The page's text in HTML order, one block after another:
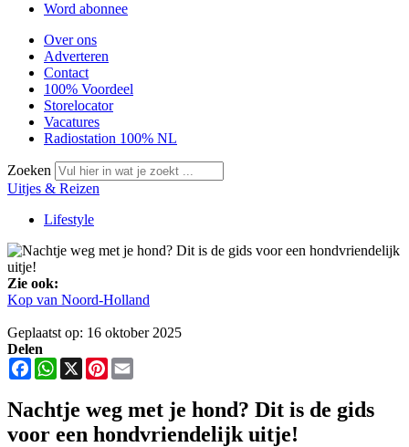
Word abonnee
Over ons
Adverteren
Contact
100% Voordeel
Storelocator
Vacatures
Radiostation 100% NL
Zoeken
Uitjes & Reizen
Lifestyle
Zie ook:
Kop van Noord-Holland
Geplaatst op: 16 oktober 2025
Delen
FacebookWhatsApp
X Pinterest
Nachtje weg met je hond? Dit is de gids
voor een hondvriendelijk uitje!